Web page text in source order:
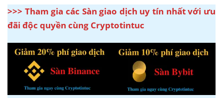
>>> Tham gia các Sàn giao dịch uy tín nhất với ưu
đãi độc quyền cùng Cryptotintuc